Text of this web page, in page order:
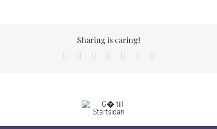
Sharing is caring!
Facebook LinkedInWhatsApp
TumblrPinterest